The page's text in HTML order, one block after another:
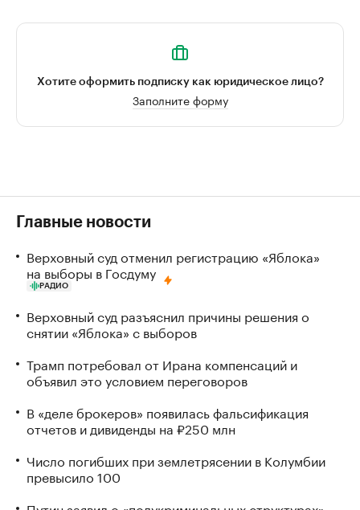
Хотите оформить подписку как юридическое лицо?
Заполните форму
Главные новости
Верховный суд отменил регистрацию «Яблока»
на выборы в Госдуму
РАДИО
Верховный суд разъяснил причины решения о
снятии «Яблока» с выборов
Трамп потребовал от Ирана компенсаций и
объявил это условием переговоров
В «деле брокеров» появилась фальсификация
отчетов и дивиденды на ₽250 млн
Число погибших при землетрясении в Колумбии
превысило 100